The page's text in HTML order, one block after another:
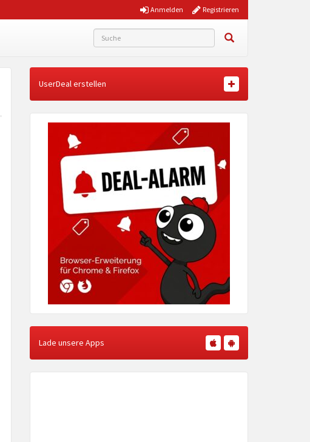
Registrieren
Anmelden
UserDeal erstellen
Lade unsere Apps